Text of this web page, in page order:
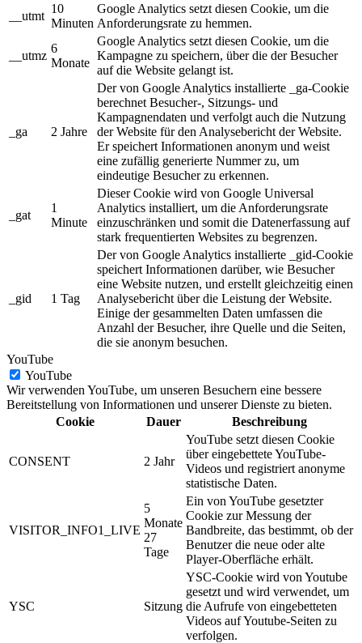
__utmt
10
Minuten
Google Analytics setzt diesen Cookie, um die
Anforderungsrate zu hemmen.
__utmz
6
Monate
Google Analytics setzt diesen Cookie, um die
Kampagne zu speichern, über die der Besucher
auf die Website gelangt ist.
_ga 2 Jahre
Der von Google Analytics installierte _ga-Cookie
berechnet Besucher-, Sitzungs- und
Kampagnendaten und verfolgt auch die Nutzung
der Website für den Analysebericht der Website.
Er speichert Informationen anonym und weist
eine zufällig generierte Nummer zu, um
eindeutige Besucher zu erkennen.
_gat
1
Minute
Dieser Cookie wird von Google Universal
Analytics installiert, um die Anforderungsrate
einzuschränken und somit die Datenerfassung auf
stark frequentierten Websites zu begrenzen.
_gid 1 Tag
Der von Google Analytics installierte _gid-Cookie
speichert Informationen darüber, wie Besucher
eine Website nutzen, und erstellt gleichzeitig einen
Analysebericht über die Leistung der Website.
Einige der gesammelten Daten umfassen die
Anzahl der Besucher, ihre Quelle und die Seiten,
die sie anonym besuchen.
YouTube
YouTube
Wir verwenden YouTube, um unseren Besuchern eine bessere
Bereitstellung von Informationen und unserer Dienste zu bieten.
Cookie
Dauer Beschreibung
CONSENT 2 Jahr
YouTube setzt diesen Cookie
über eingebettete YouTube-
Videos und registriert anonyme
statistische Daten.
VISITOR_INFO1_LIVE
5
Monate
27
Tage
Ein von YouTube gesetzter
Cookie zur Messung der
Bandbreite, das bestimmt, ob der
Benutzer die neue oder alte
Player-Oberfläche erhält.
YSC Sitzung
YSC-Cookie wird von Youtube
gesetzt und wird verwendet, um
die Aufrufe von eingebetteten
Videos auf Youtube-Seiten zu
verfolgen.